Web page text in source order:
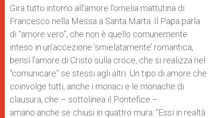
p
p
g
e
r
o
k
r
Gira tutto intorno all’amore l’omelia mattutina di
Francesco nella Messa a Santa Marta. Il Papa parla
di “amore vero”, che non è quello comunemente
inteso in un’accezione ‘smielatamente’ romantica,
bensì l’amore di Cristo sulla croce, che si realizza nel
“comunicare” se stessi agli altri. Un tipo di amore che
coinvolge tutti, anche i monaci e le monache di
clausura, che – sottolinea il Pontefice –
amano anche se chiusi in quattro mura: “Essi in realtà